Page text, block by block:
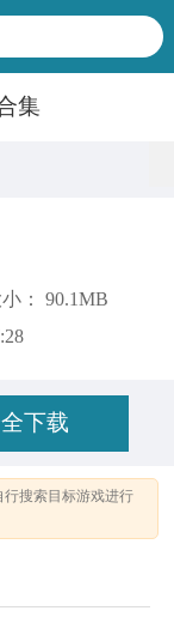
集
： 90.1MB
下载
搜索目标游戏进行